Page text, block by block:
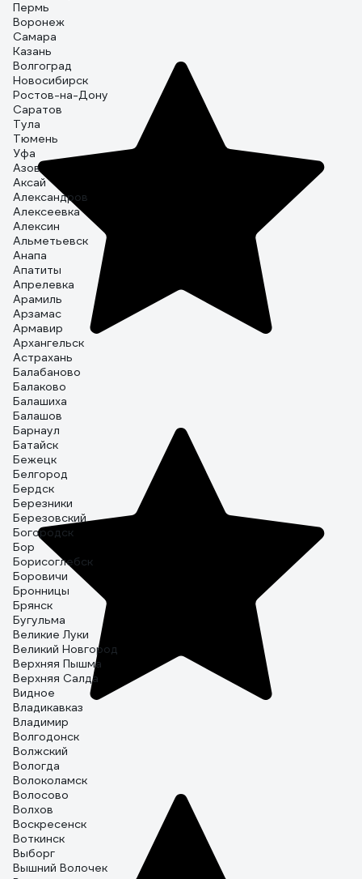
Пермь
Воронеж
Самара
Казань
Волгоград
Новосибирск
Ростов-на-Дону
Саратов
Тула
Тюмень
Уфа
Азов
Аксай
Александров
Алексеевка
Алексин
Альметьевск
Анапа
Апатиты
Апрелевка
Арамиль
Арзамас
Армавир
Архангельск
Астрахань
Балабаново
Балаково
Балашиха
Балашов
Барнаул
Батайск
Бежецк
Белгород
Бердск
Березники
Березовский
Богородск
Бор
Борисоглебск
Боровичи
Бронницы
Брянск
Бугульма
Великие Луки
Великий Новгород
Верхняя Пышма
Верхняя Салда
Видное
Владикавказ
Владимир
Волгодонск
Волжский
Вологда
Волоколамск
Волосово
Волхов
Воскресенск
Воткинск
Выборг
Вышний Волочек